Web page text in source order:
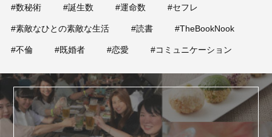
#数秘術 #誕生数 #運命数 #セフレ
#素敵なひとの素敵な生活 #読書 #TheBookNook
#不倫 #既婚者 #恋愛 #コミュニケーション